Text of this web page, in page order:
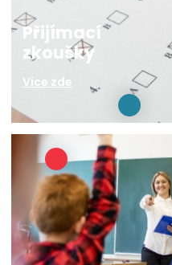
Přijímací
zkoušky
Více zde